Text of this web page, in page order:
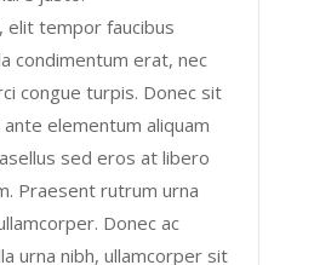
elit tempor faucibus
condimentum erat, nec
congue turpis. Donec sit
elementum aliquam
sed eros at libero
Praesent rutrum urna
Donec ac
urna nibh, ullamcorper sit